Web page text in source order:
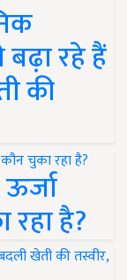
रहे हैं
की
रहा है?